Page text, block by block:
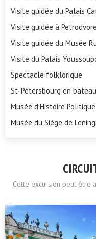
Visite guidée du Palais
Visite guidée à
Visite guidée du Musée
Visite du Palais
Spectacle folklorique
St-Pétersbourg en bateau
Musée d'Histoire Politique
Musée du Siège de
Cette excursion peut être